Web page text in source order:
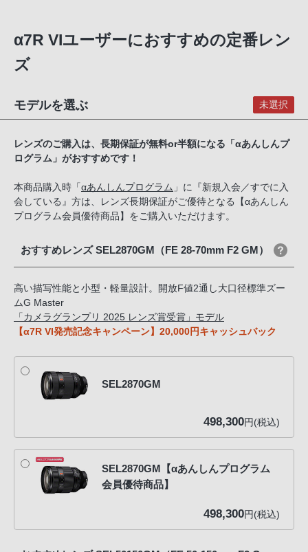
α7R VIユーザーにおすすめの定番レン
ズ
モデルを選ぶ 未選択
レンズのご購入は、長期保証が無料or半額になる「αあんしんプ
ログラム」がおすすめです！
本商品購入時「 αあんしんプログラム 」に『新規入会／すでに入
会している』方は、レンズ長期保証がご優待となる【αあんしん
プログラム会員優待商品】をご購入いただけます。
おすすめレンズ SEL2870GM（FE 28-70mm F2 GM）
高い描写性能と小型・軽量設計。開放F値2通し大口径標準ズー
ムG Master
「カメラグランプリ 2025 レンズ賞受賞」モデル
【α7R VI発売記念キャンペーン】20,000円キャッシュバック
SEL2870GM
498,300円(税込)
SEL2870GM【αあんしんプログラム
会員優待商品】
498,300円(税込)